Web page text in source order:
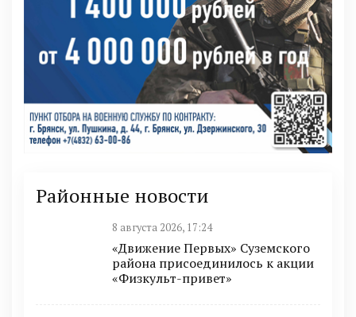
Районные новости
8 августа 2026, 17:24
«Движение Первых» Суземского
района присоединилось к акции
«Физкульт-привет»